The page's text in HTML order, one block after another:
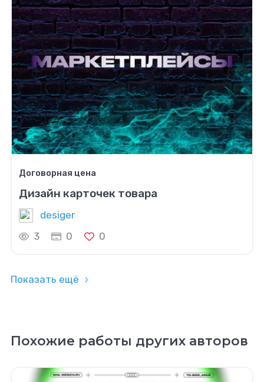
Договорная цена
Дизайн карточек товара
desiger
3
0 0
Показать ещё
Похожие работы других авторов